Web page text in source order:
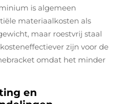
is algemeen
materiaalkosten als
maar roestvrij staal
zijn voor de
omdat het minder
en